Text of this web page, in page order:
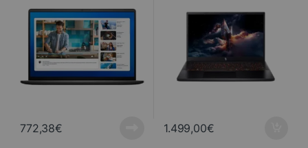
772,38€ 1.499,00€